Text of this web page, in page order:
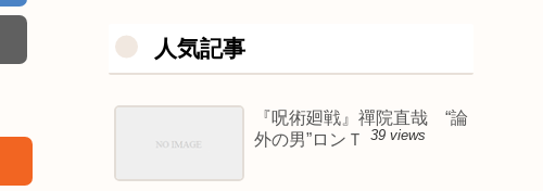
人気記事
『呪術廻戦』禪院直哉 “論
外の男”ロンＴ
39 views